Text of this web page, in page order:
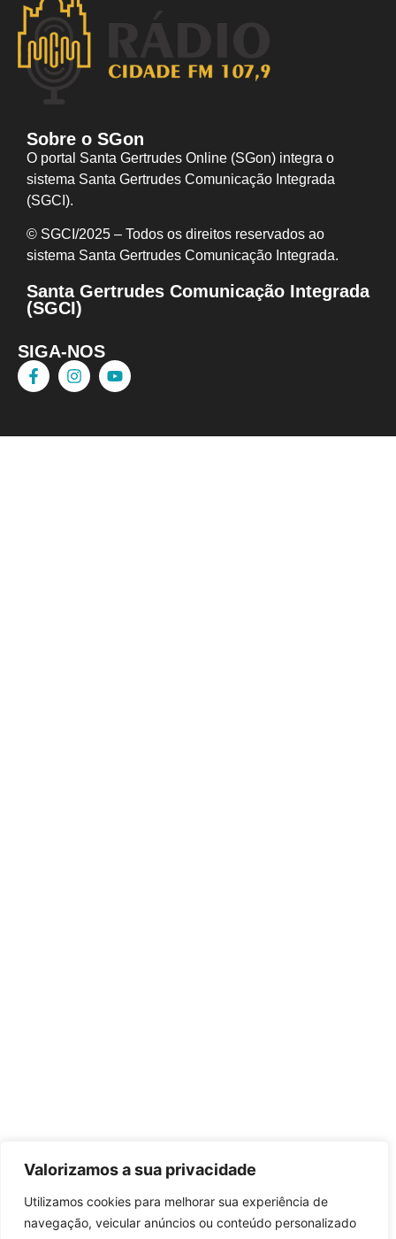
Valorizamos a sua privacidade
Utilizamos cookies para melhorar sua experiência de
navegação, veicular anúncios ou conteúdo personalizado
Sobre o SGon
O portal Santa Gertrudes Online (SGon) integra o
sistema Santa Gertrudes Comunicação Integrada
(SGCI).
© SGCI/2025 – Todos os direitos reservados ao
sistema Santa Gertrudes Comunicação I ntegrada.
Santa Gertrudes Comunicação Integrada
(SGCI)
SIGA-NOS